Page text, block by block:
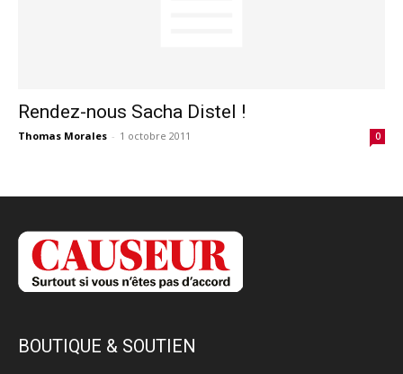
Rendez-nous Sacha Distel !
Thomas Morales - 1 octobre 2011 0
BOUTIQUE & SOUTIEN